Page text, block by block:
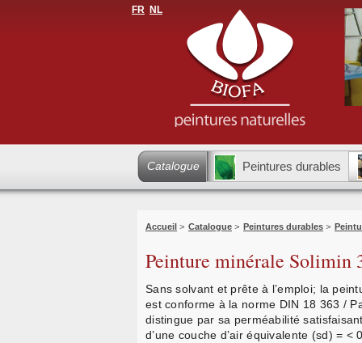
FR NL
Catalogue Peintures durables
Accueil > Catalogue > Peintures durables >
Peinture minérale Solimin
Sans solvant et prête à l’emploi; la
est conforme à la norme DIN 18 363 /
distingue par sa perméabilité
d’une couche d’air équivalente (sd) = <